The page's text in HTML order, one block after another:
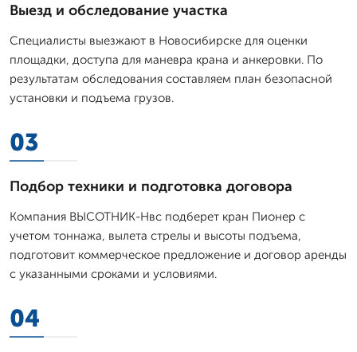
Выезд и обследование участка
Специалисты выезжают в Новосибирске для оценки
площадки, доступа для маневра крана и анкеровки. По
результатам обследования составляем план безопасной
установки и подъема грузов.
03
Подбор техники и подготовка договора
Компания ВЫСОТНИК-Нвс подберет кран Пионер с
учетом тоннажа, вылета стрелы и высоты подъема,
подготовит коммерческое предложение и договор аренды
с указанными сроками и условиями.
04